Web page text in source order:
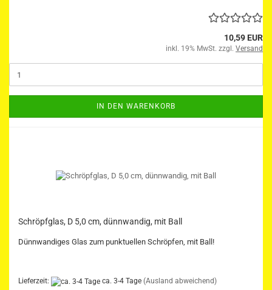
10,59 EUR
inkl. 19% MwSt. zzgl. Versand
IN DEN WARENKORB
Schröpfglas, D 5,0 cm, dünnwandig, mit Ball
Dünnwandiges Glas zum punktuellen Schröpfen, mit Ball!
Lieferzeit: ca. 3-4 Tage (Ausland abweichend)